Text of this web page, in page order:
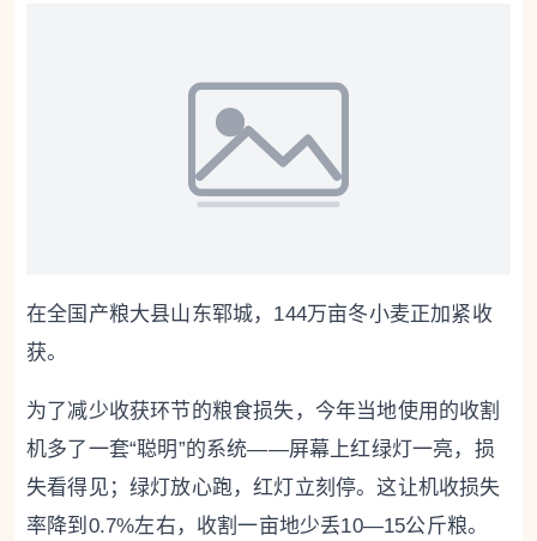
在全国产粮大县山东郓城，144万亩冬小麦正加紧收
获。
为了减少收获环节的粮食损失，今年当地使用的收割
机多了一套“聪明”的系统——屏幕上红绿灯一亮，损
失看得见；绿灯放心跑，红灯立刻停。这让机收损失
率降到0.7%左右，收割一亩地少丢10—15公斤粮。